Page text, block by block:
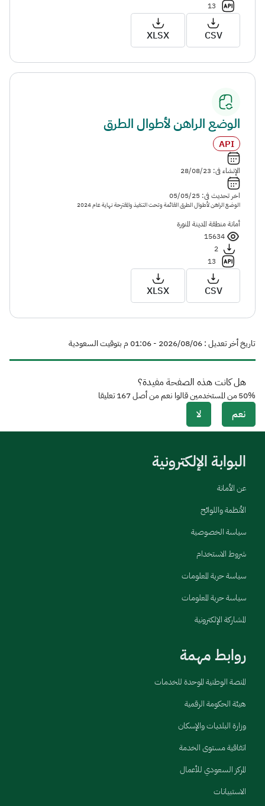
13
CSV
XLSX
الوضع الراهن لأطوال الطرق
API
الإنشاء فى: 28/08/23
اخر تحديث فى: 05/05/25
الوضع الراهن لأطوال الطرق القائمة وتحت التنفيذ والمقترحة نهاية عام 2024
أمانة منطقة المدينة المنورة
15634
2
13
CSV
XLSX
تاريخ أخر تعديل : 06‏/08‏/2026 - 01:06 م بتوقيت السعودية
هل كانت هذه الصفحة مفيدة؟
نعم لا
50%من المستخدمين قالوا نعم من أصل167تعليقا
البوابة الإلكترونية
عن الأمانة
الأنظمة واللوائح
سياسة الخصوصية
شروط الاستخدام
سياسة حرية المعلومات
سياسة حرية المعلومات
المشاركة الإلكترونية
روابط مهمة
المنصة الوطنية الموحدة للخدمات
هيئة الحكومة الرقمية
وزارة البلديات والإسكان
اتفاقية مستوى الخدمة
المركز السعودي للأعمال
الاستبيانات